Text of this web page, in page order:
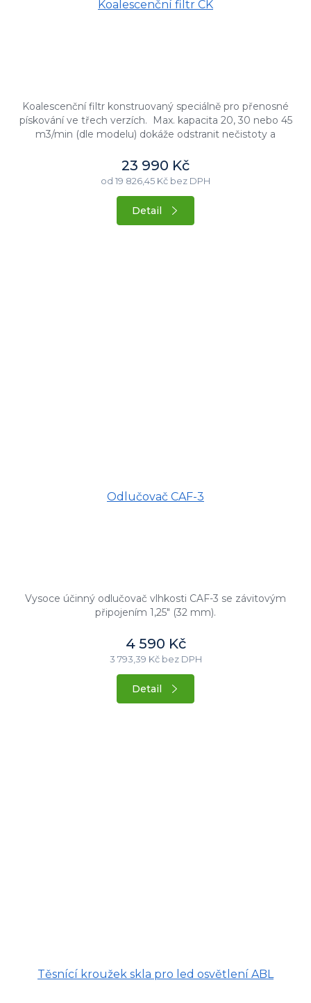
Koalescenční filtr CK
Koalescenční filtr konstruovaný speciálně pro přenosné
pískování ve třech verzích. Max. kapacita 20, 30 nebo 45
m3/min (dle modelu) dokáže odstranit nečistoty a
23 990 Kč
od 19 826,45 Kč bez DPH
Detail
Odlučovač CAF-3
Vysoce účinný odlučovač vlhkosti CAF-3 se závitovým
připojením 1,25" (32 mm).
4 590 Kč
3 793,39 Kč bez DPH
Detail
Těsnící kroužek skla pro led osvětlení ABL